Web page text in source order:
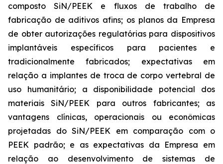
composto SiN/PEEK e fluxos de trabalho de
fabricação de aditivos afins; os planos da Empresa
de obter autorizações regulatórias para dispositivos
implantáveis específicos para pacientes e
tradicionalmente fabricados; expectativas em
relação a implantes de troca de corpo vertebral de
uso humanitário; a disponibilidade potencial dos
materiais SiN/PEEK para outros fabricantes; as
vantagens clínicas, operacionais ou econômicas
projetadas do SiN/PEEK em comparação com o
PEEK padrão; e as expectativas da Empresa em
relação ao desenvolvimento de sistemas de